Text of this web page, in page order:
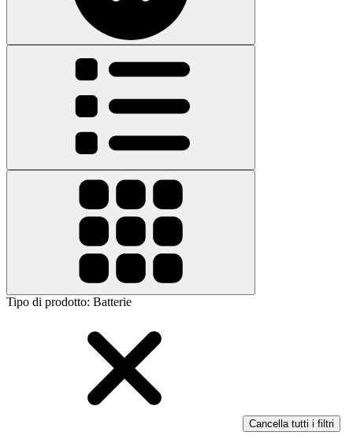
Tipo di prodotto: Batterie
Cancella tutti i filtri